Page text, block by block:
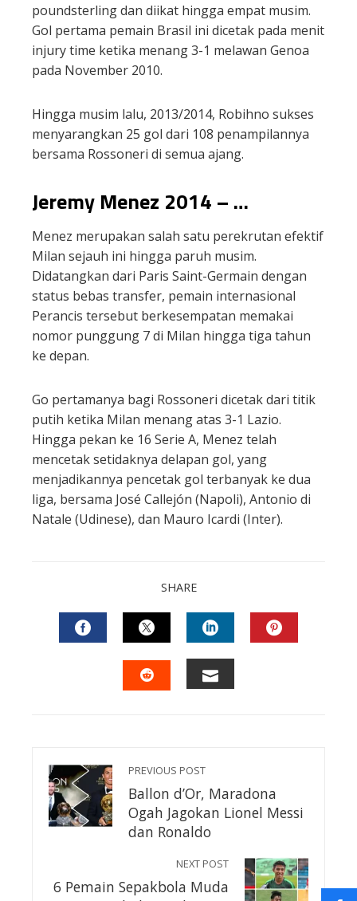
poundsterling dan diikat hingga empat musim.
Gol pertama pemain Brasil ini dicetak pada menit
injury time ketika menang 3-1 melawan Genoa
pada November 2010.
Hingga musim lalu, 2013/2014, Robihno sukses
menyarangkan 25 gol dari 108 penampilannya
bersama Rossoneri di semua ajang.
Jeremy Menez 2014 – …
Menez merupakan salah satu perekrutan efektif
Milan sejauh ini hingga paruh musim.
Didatangkan dari Paris Saint-Germain dengan
status bebas transfer, pemain internasional
Perancis tersebut berkesempatan memakai
nomor punggung 7 di Milan hingga tiga tahun
ke depan.
Go pertamanya bagi Rossoneri dicetak dari titik
putih ketika Milan menang atas 3-1 Lazio.
Hingga pekan ke 16 Serie A, Menez telah
mencetak setidaknya delapan gol, yang
menjadikannya pencetak gol terbanyak ke dua
liga, bersama José Callejón (Napoli), Antonio di
Natale (Udinese), dan Mauro Icardi (Inter).
SHARE
FACEBOOKTWITTERLINKEDIN
PREVIOUS POST
Ballon d’Or, Maradona
Ogah Jagokan Lionel Messi
dan Ronaldo
NEXT POST
6 Pemain Sepakbola Muda